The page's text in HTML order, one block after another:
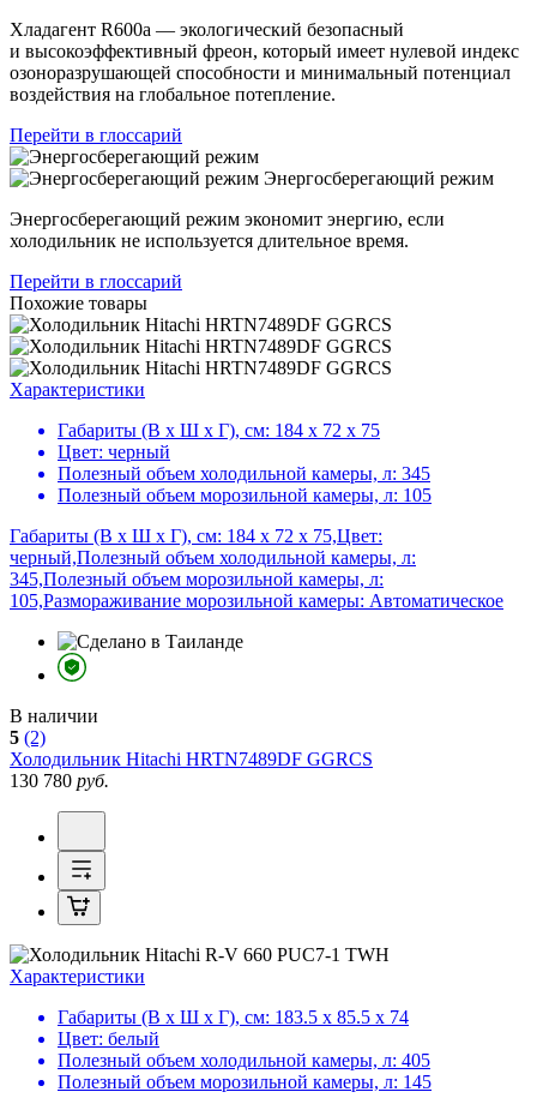
Хладагент R600a — экологический безопасный
и высокоэффективный фреон, который имеет нулевой индекс
озоноразрушающей способности и минимальный потенциал
воздействия на глобальное потепление.
Перейти в глоссарий
Энергосберегающий режим
Энергосберегающий режим экономит энергию, если
холодильник не используется длительное время.
Перейти в глоссарий
Похожие товары
Характеристики
Габариты (В х Ш х Г), см: 184 х 72 х 75
Цвет: черный
Полезный объем холодильной камеры, л: 345
Полезный объем морозильной камеры, л: 105
Габариты (В х Ш х Г), см: 184 х 72 х 75,Цвет:
черный,Полезный объем холодильной камеры, л:
345,Полезный объем морозильной камеры, л:
105,Размораживание морозильной камеры: Автоматическое
В наличии
5 (2)
Холодильник Hitachi HRTN7489DF GGRCS
130 780 руб.
Характеристики
Габариты (В х Ш х Г), см: 183.5 х 85.5 х 74
Цвет: белый
Полезный объем холодильной камеры, л: 405
Полезный объем морозильной камеры, л: 145